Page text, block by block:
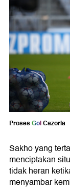
ProsesGolCazorla
Sakho yang
menciptakan
tidak heran
menyambar